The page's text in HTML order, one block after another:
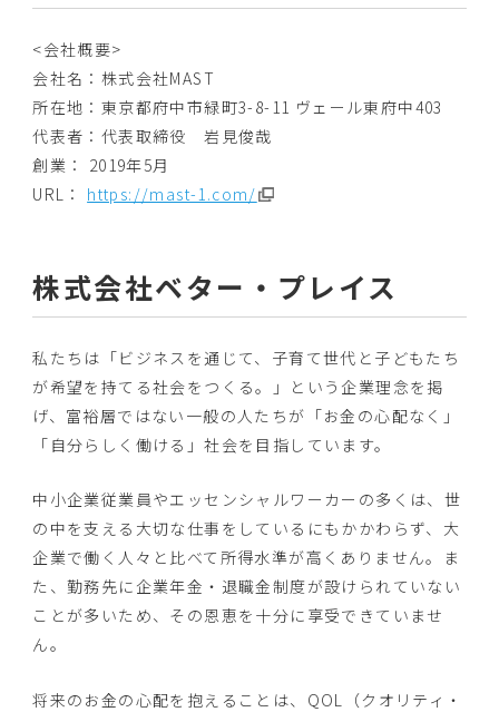
<会社概要>
会社名：株式会社MAST
所在地：東京都府中市緑町3-8-11 ヴェール東府中403
代表者：代表取締役 岩見俊哉
創業： 2019年5月
URL： https://mast-1.com/
株式会社ベター・プレイス
私たちは「ビジネスを通じて、子育て世代と子どもたち
が希望を持てる社会をつくる。」という企業理念を掲
げ、富裕層ではない一般の人たちが「お金の心配なく」
「自分らしく働ける」社会を目指しています。
中小企業従業員やエッセンシャルワーカーの多くは、世
の中を支える大切な仕事をしているにもかかわらず、大
企業で働く人々と比べて所得水準が高くありません。ま
た、勤務先に企業年金・退職金制度が設けられていない
ことが多いため、その恩恵を十分に享受できていませ
ん。
将来のお金の心配を抱えることは、QOL（クオリティ・